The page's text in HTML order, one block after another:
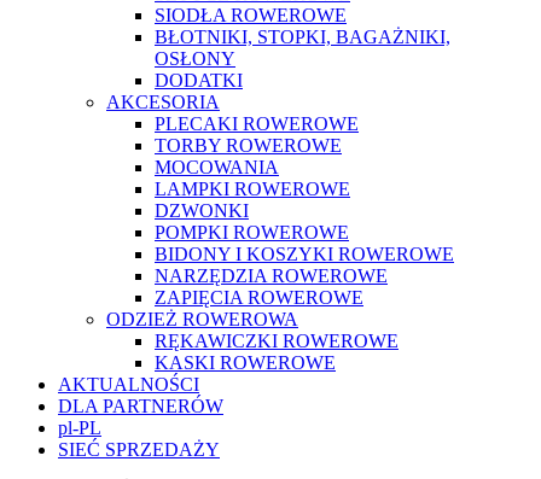
SIODŁA ROWEROWE
BŁOTNIKI, STOPKI, BAGAŻNIKI,
OSŁONY
DODATKI
AKCESORIA
PLECAKI ROWEROWE
TORBY ROWEROWE
MOCOWANIA
LAMPKI ROWEROWE
DZWONKI
POMPKI ROWEROWE
BIDONY I KOSZYKI ROWEROWE
NARZĘDZIA ROWEROWE
ZAPIĘCIA ROWEROWE
ODZIEŻ ROWEROWA
RĘKAWICZKI ROWEROWE
KASKI ROWEROWE
AKTUALNOŚCI
DLA PARTNERÓW
pl-PL
SIEĆ SPRZEDAŻY